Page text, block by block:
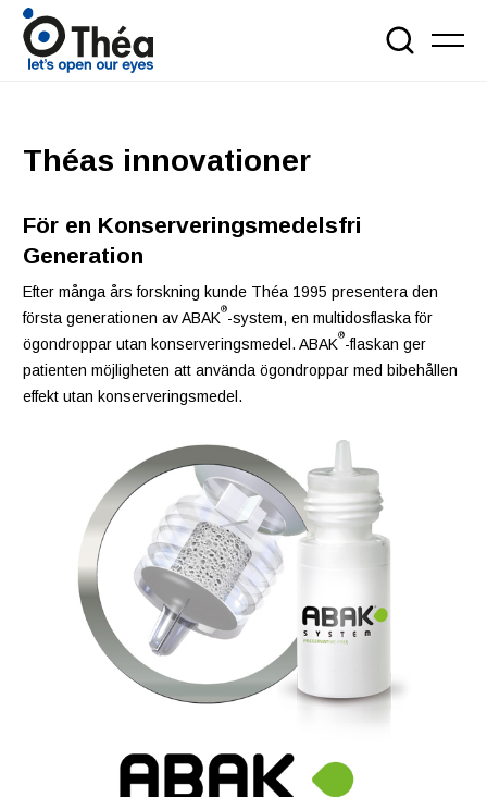
Théas innovationer
För en Konserveringsmedelsfri
Generation
Efter många års forskning kunde Théa 1995 presentera den
första generationen av ABAK®-system, en multidosflaska för
ögondroppar utan konserveringsmedel. ABAK®-flaskan ger
patienten möjligheten att använda ögondroppar med bibehållen
effekt utan konserveringsmedel.